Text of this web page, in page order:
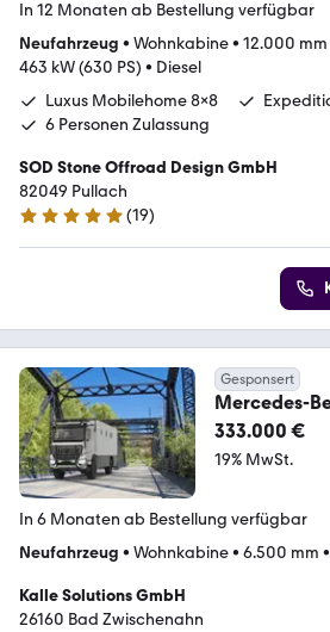
In 12 Monaten ab Bestellung verfügbar
Neufahrzeug • Wohnkabine• 12.000 mm
463 kW (630 PS) • Diesel
Luxus Mobilehome 8x8
6 Personen Zulassung
SOD Stone Offroad Design GmbH
82049 Pullach
5 Sterne
(19)
Gesponsert
Mercedes-
LKW Chassis
333.000 €
19% MwSt.
In 6 Monaten ab Bestellung verfügbar
Neufahrzeug • Wohnkabine• 6.500 mm •
Kalle Solutions GmbH
26160 Bad Zwischenahn